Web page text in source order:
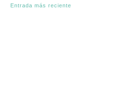
Entrada más reciente